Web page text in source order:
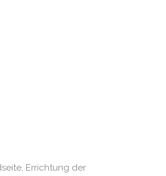
Errichtung der